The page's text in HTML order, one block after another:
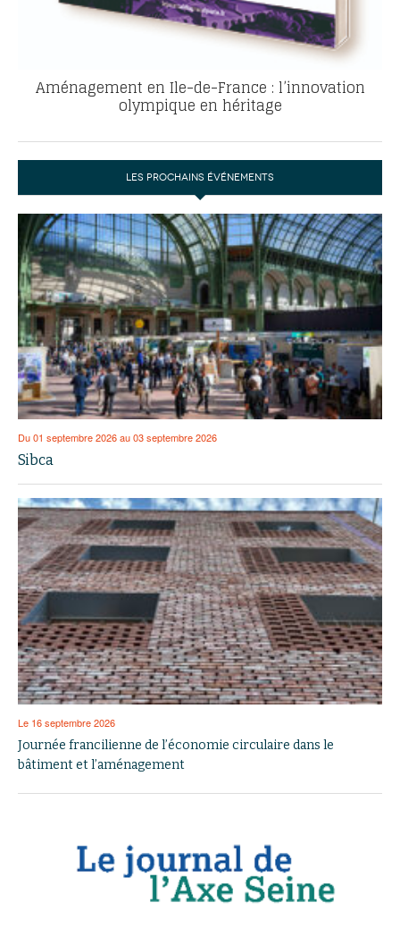
Aménagement en Ile-de-France : l’innovation
olympique en héritage
LES PROCHAINS ÉVÉNEMENTS
Du 01 septembre 2026 au 03 septembre 2026
Sibca
Le 16 septembre 2026
Journée francilienne de l’économie circulaire dans le
bâtiment et l’aménagement